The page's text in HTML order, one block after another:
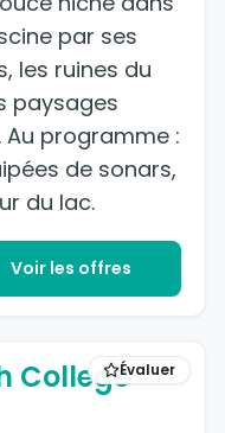
par ses
les ruines du
paysages
Au programme :
de sonars,
du lac.
Voir les offres
Évaluer
College